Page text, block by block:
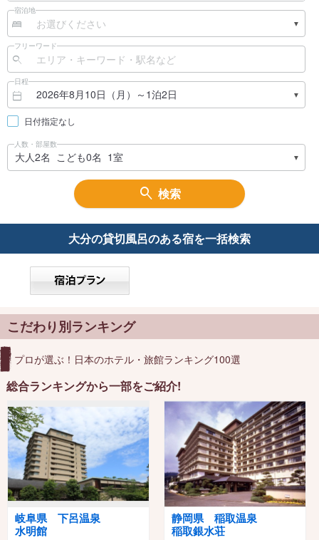
宿泊地
フリーワード
日程
日付指定なし
人数・部屋数
検索
大分の貸切風呂のある宿を一括検索
こだわり別ランキング
プロが選ぶ！日本のホテル・旅館ランキング100選
総合ランキングから一部をご紹介!
岐阜県 下呂温泉
水明館
静岡県 稲取温泉
稲取銀水荘